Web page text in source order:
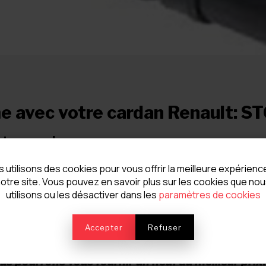
avec votre cardan Renault:
au rebus.
atelier afin de voir s'il
nécessaires pour le
les croisillons, sertir le
afin d'éviter toute
pourrons vous fournir un neuf au meilleur prix.
utilisons des cookies pour vous offrir la meilleure
site. Vous pouvez en savoir plus sur les cookies que
utilisons ou les désactiver dans les paramètres de cookies
Accepter Refuser